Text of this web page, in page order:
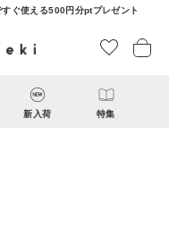
ぐ使える500円分ptプレゼント
新入荷 特集